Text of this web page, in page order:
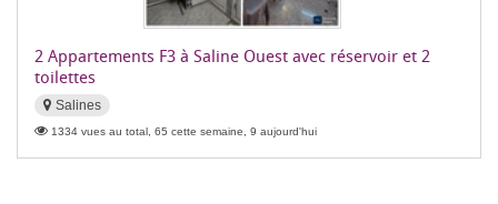
2 Appartements F3 à Saline Ouest avec réservoir et 2
toilettes
Salines
1334 vues au total, 65 cette semaine, 9 aujourd'hui